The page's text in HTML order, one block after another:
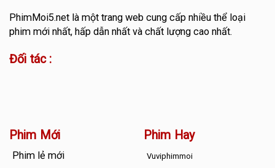
PhimMoi5.netlà một trang web cung cấp nhiều thể loại
phim mới nhất, hấp dẫn nhất và chất lượng cao nhất.
Đối tác :
Phim Mới
Phim lẻ mới
Phim Hay
Vuviphimmoi